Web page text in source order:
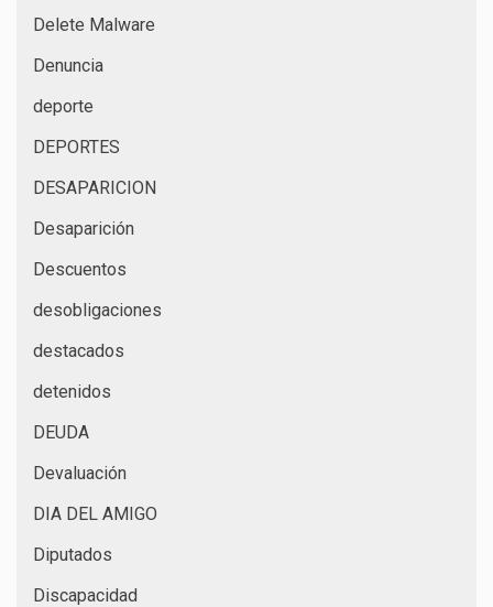
Delete Malware
Denuncia
deporte
DEPORTES
DESAPARICION
Desaparición
Descuentos
desobligaciones
destacados
detenidos
DEUDA
Devaluación
DIA DEL AMIGO
Diputados
Discapacidad